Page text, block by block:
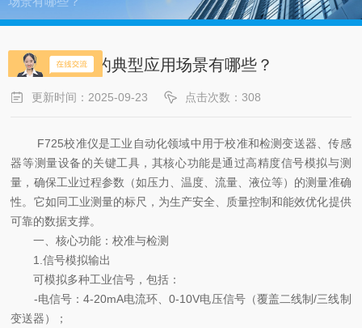
F725校准仪的典型应用场景有哪些？
更新时间：2025-09-23 点击次数：308
F725校准仪是工业自动化领域中用于校准和检测变送器、传感
器等测量设备的关键工具，其核心功能是通过高精度信号模拟与测
量，确保工业过程参数（如压力、温度、流量、液位等）的测量准确
性。它如同工业测量的标尺，为生产安全、质量控制和能效优化提供
可靠的数据支撑。
一、核心功能：校准与检测
1.信号模拟输出
可模拟多种工业信号，包括：
-电信号：4-20mA电流环、0-10V电压信号（覆盖二线制/三线制
变送器）；